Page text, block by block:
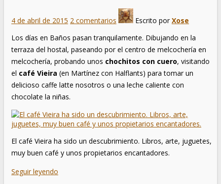
4 de abril de 2015 2 comentarios Escrito porXose
Los días en Baños pasan tranquilamente. Dibujando en la
terraza del hostal, paseando por el centro de melcochería en
melcochería, probando unos chochitos con cuero, visitando
el café Vieira (en Martínez con Halflants) para tomar un
delicioso caffe latte nosotros o una leche caliente con
chocolate la niñas.
El café Vieira ha sido un descubrimiento. Libros, arte, juguetes,
muy buen café y unos propietarios encantadores.
Seguir leyendo